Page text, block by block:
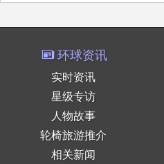
环球资讯
实时资讯
星级专访
人物故事
轮椅旅游推介
相关新闻